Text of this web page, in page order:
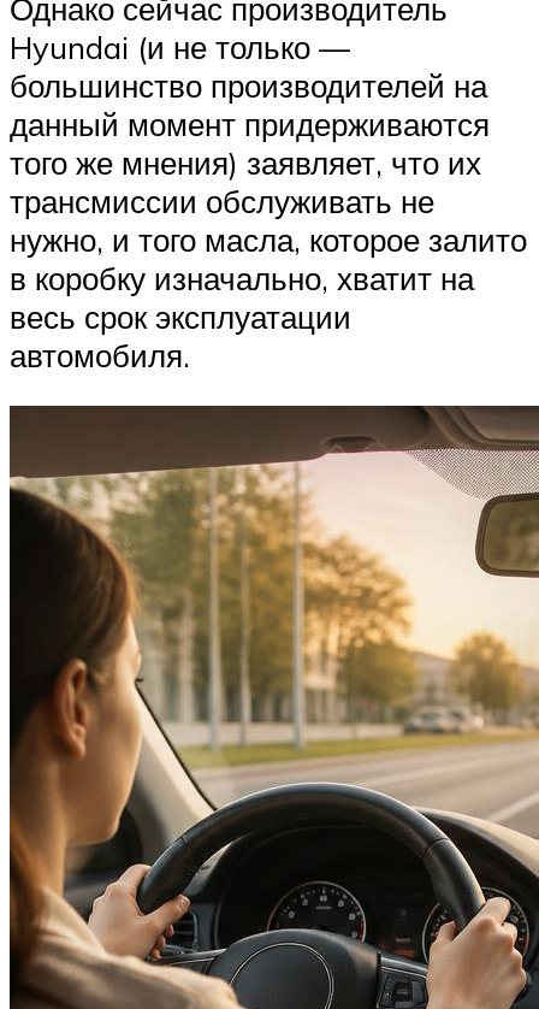
Однако сейчас производитель
Hyundai (и не только —
большинство производителей на
данный момент придерживаются
того же мнения) заявляет, что их
трансмиссии обслуживать не
нужно, и того масла, которое залито
в коробку изначально, хватит на
весь срок эксплуатации
автомобиля.